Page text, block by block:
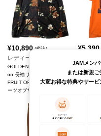
¥10,890(税込)
レディースL
GOLDEN HARVEST Collecti
on 長袖 ナイロンシャツ
FRUIT OF THE LOOM/フル
ーツオブザルーム
¥5,390
プリント
JAMメンバ
または新規ご
大変お得な特典やサービ